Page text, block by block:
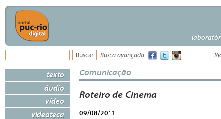
Busca avançada
texto
áudio
vídeo
videoteca
Comunicação
Roteiro de Cinema
09/08/2011